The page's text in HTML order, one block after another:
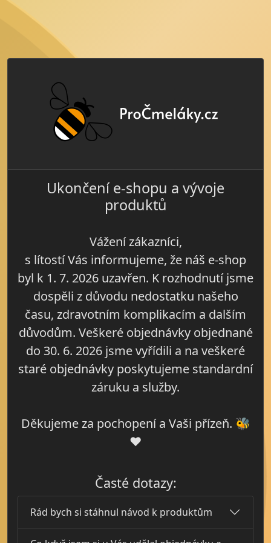
Ukončení e-shopu a vývoje
produktů
Vážení zákazníci,
s lítostí Vás informujeme, že náš e-shop
byl k 1. 7. 2026 uzavřen. K rozhodnutí jsme
dospěli z důvodu nedostatku našeho
času, zdravotním komplikacím a dalším
důvodům. Veškeré objednávky objednané
do 30. 6. 2026 jsme vyřídili a na veškeré
staré objednávky poskytujeme standardní
záruku a služby.
Děkujeme za pochopení a Vaši přízeň. 🐝
❤️
Časté dotazy:
Rád bych si stáhnul návod k produktům